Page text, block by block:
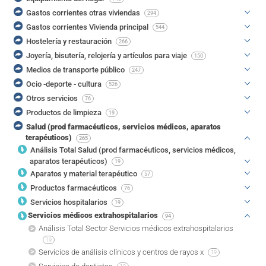
Gastos corrientes otras viviendas 294
Gastos corrientes Vivienda principal 544
Hostelería y restauración 266
Joyería, bisutería, relojería y artículos para viaje 150
Medios de transporte público 247
Ocio -deporte - cultura 526
Otros servicios 76
Productos de limpieza 19
Salud (prod farmacéuticos, servicios médicos, aparatos
terapéuticos)
265
Análisis Total Salud (prod farmacéuticos, servicios médicos,
aparatos terapéuticos)
19
Aparatos y material terapéutico 57
Productos farmacéuticos 76
Servicios hospitalarios 19
Servicios médicos extrahospitalarios 94
Análisis Total Sector Servicios médicos extrahospitalarios
19
Servicios de análisis clínicos y centros de rayos x 19